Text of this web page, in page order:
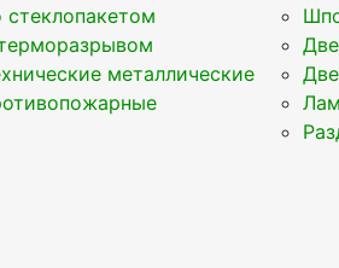
металлические